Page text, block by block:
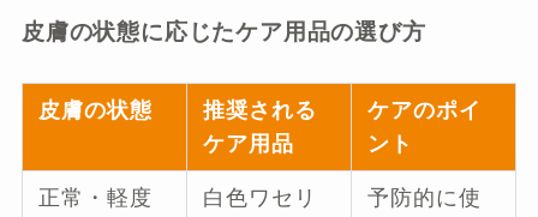
皮膚の状態に応じたケア用品の選び方
皮膚の状態
推奨される
ケア用品
ケアのポイ
ント
正常・軽度
白色ワセリ
予防的に使